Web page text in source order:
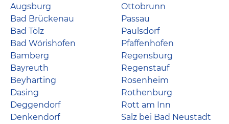
Augsburg
Bad Brückenau
Bad Tölz
Bad Wörishofen
Bamberg
Bayreuth
Beyharting
Dasing
Deggendorf
Denkendorf
Ottobrunn
Passau
Paulsdorf
Pfaffenhofen
Regensburg
Regenstauf
Rosenheim
Rothenburg
Rott am Inn
Salz bei Bad Neustadt